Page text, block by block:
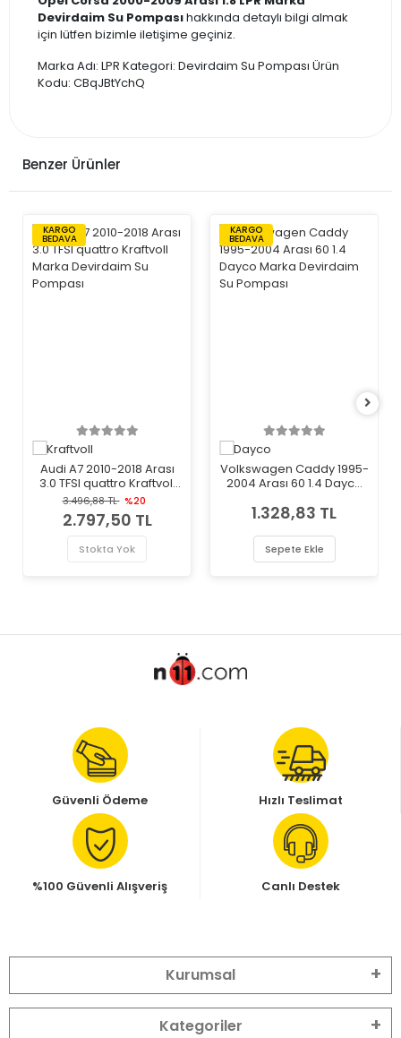
Devirdaim Su Pompasıhakkında detaylı bilgi almak
için lütfen bizimle iletişime geçiniz.
Marka Adı: LPR Kategori: Devirdaim Su Pompası Ürün
Kodu: CBqJBtYchQ
Benzer Ürünler
KARGO
BEDAVA
Audi A7 2010-2018 Arası
3.0 TFSI quattro Kraftvoll
Marka Devirdaim Su
Pompası
3.496,88 TL %20
2.797,50 TL
Stokta Yok
KARGO
BEDAVA
Volkswagen Caddy 1995-
2004 Arası 60 1.4 Dayco
Pompası
1.328,83 TL
Sepete Ekle
Güvenli Ödeme Hızlı Teslimat
%100 Güvenli Alışveriş Canlı Destek
Kurumsal
Kategoriler